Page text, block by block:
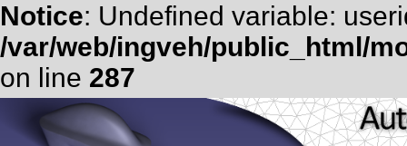
Notice: Undefined variable:
/var/web/ingveh/public_html/
on line 287